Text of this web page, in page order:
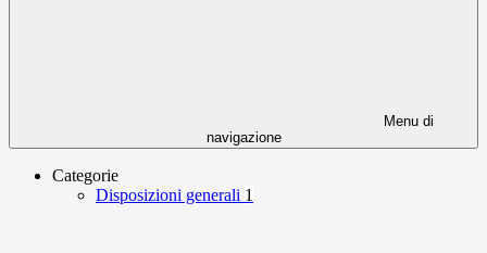
Menu di
navigazione
Categorie
Disposizioni generali 1